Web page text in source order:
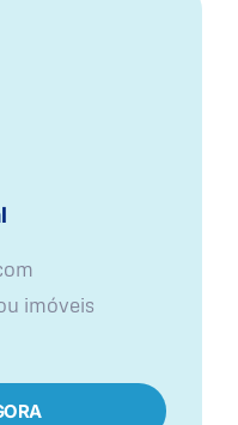
imóveis